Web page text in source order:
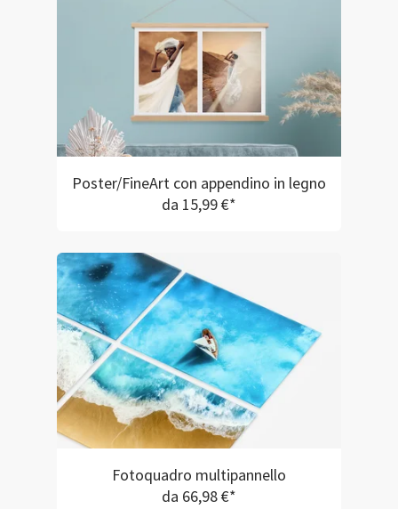
Poster/FineArt con appendino in legno
da 15,99 €*
Fotoquadro multipannello
da 66,98 €*